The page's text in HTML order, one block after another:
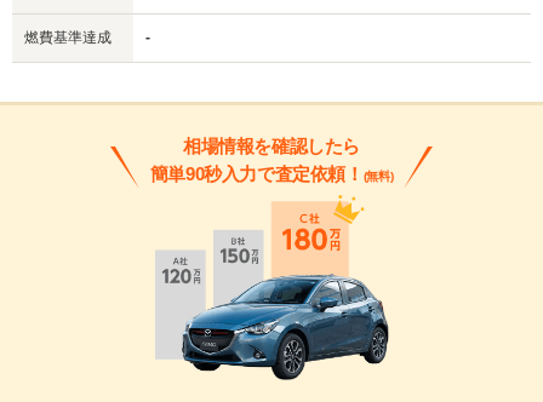
燃費基準達成 -
相場情報を確認したら
簡単90秒入力で査定依頼！ (無料)